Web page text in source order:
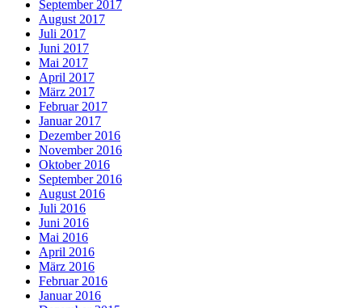
September 2017
August 2017
Juli 2017
Juni 2017
Mai 2017
April 2017
März 2017
Februar 2017
Januar 2017
Dezember 2016
November 2016
Oktober 2016
September 2016
August 2016
Juli 2016
Juni 2016
Mai 2016
April 2016
März 2016
Februar 2016
Januar 2016